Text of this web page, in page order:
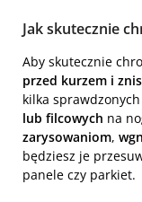
Jak skutecznie
Aby skutecznie
przed kurzem i
kilka
lub filcowych na
zarysowaniom,
będziesz je
panele czy parkiet.